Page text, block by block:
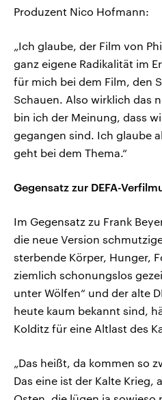
Produzent Nico Hofmann:
„Ich glaube, der Film von
ganz eigene Radikalität im
für mich bei dem Film, den
Schauen. Also wirklich das
bin ich der Meinung, dass
gegangen sind. Ich glaube
geht bei dem Thema.“
Gegensatz zur DEFA-
Im Gegensatz zu Frank
die neue Version
sterbende Körper, Hunger,
ziemlich schonungslos
unter Wölfen“ und der alte
heute kaum bekannt sind,
Kolditz für eine Altlast des
„Das heißt, da kommen so
Das eine ist der Kalte Krieg,